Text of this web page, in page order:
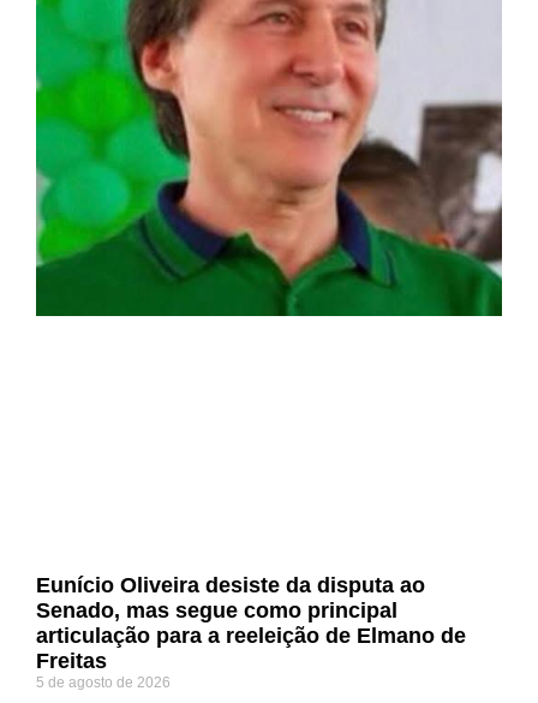
Eunício Oliveira desiste da disputa ao
Senado, mas segue como principal
articulação para a reeleição de Elmano de
Freitas
5 de agosto de 2026